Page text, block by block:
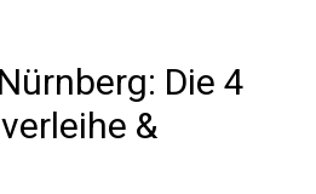
Die 4
&